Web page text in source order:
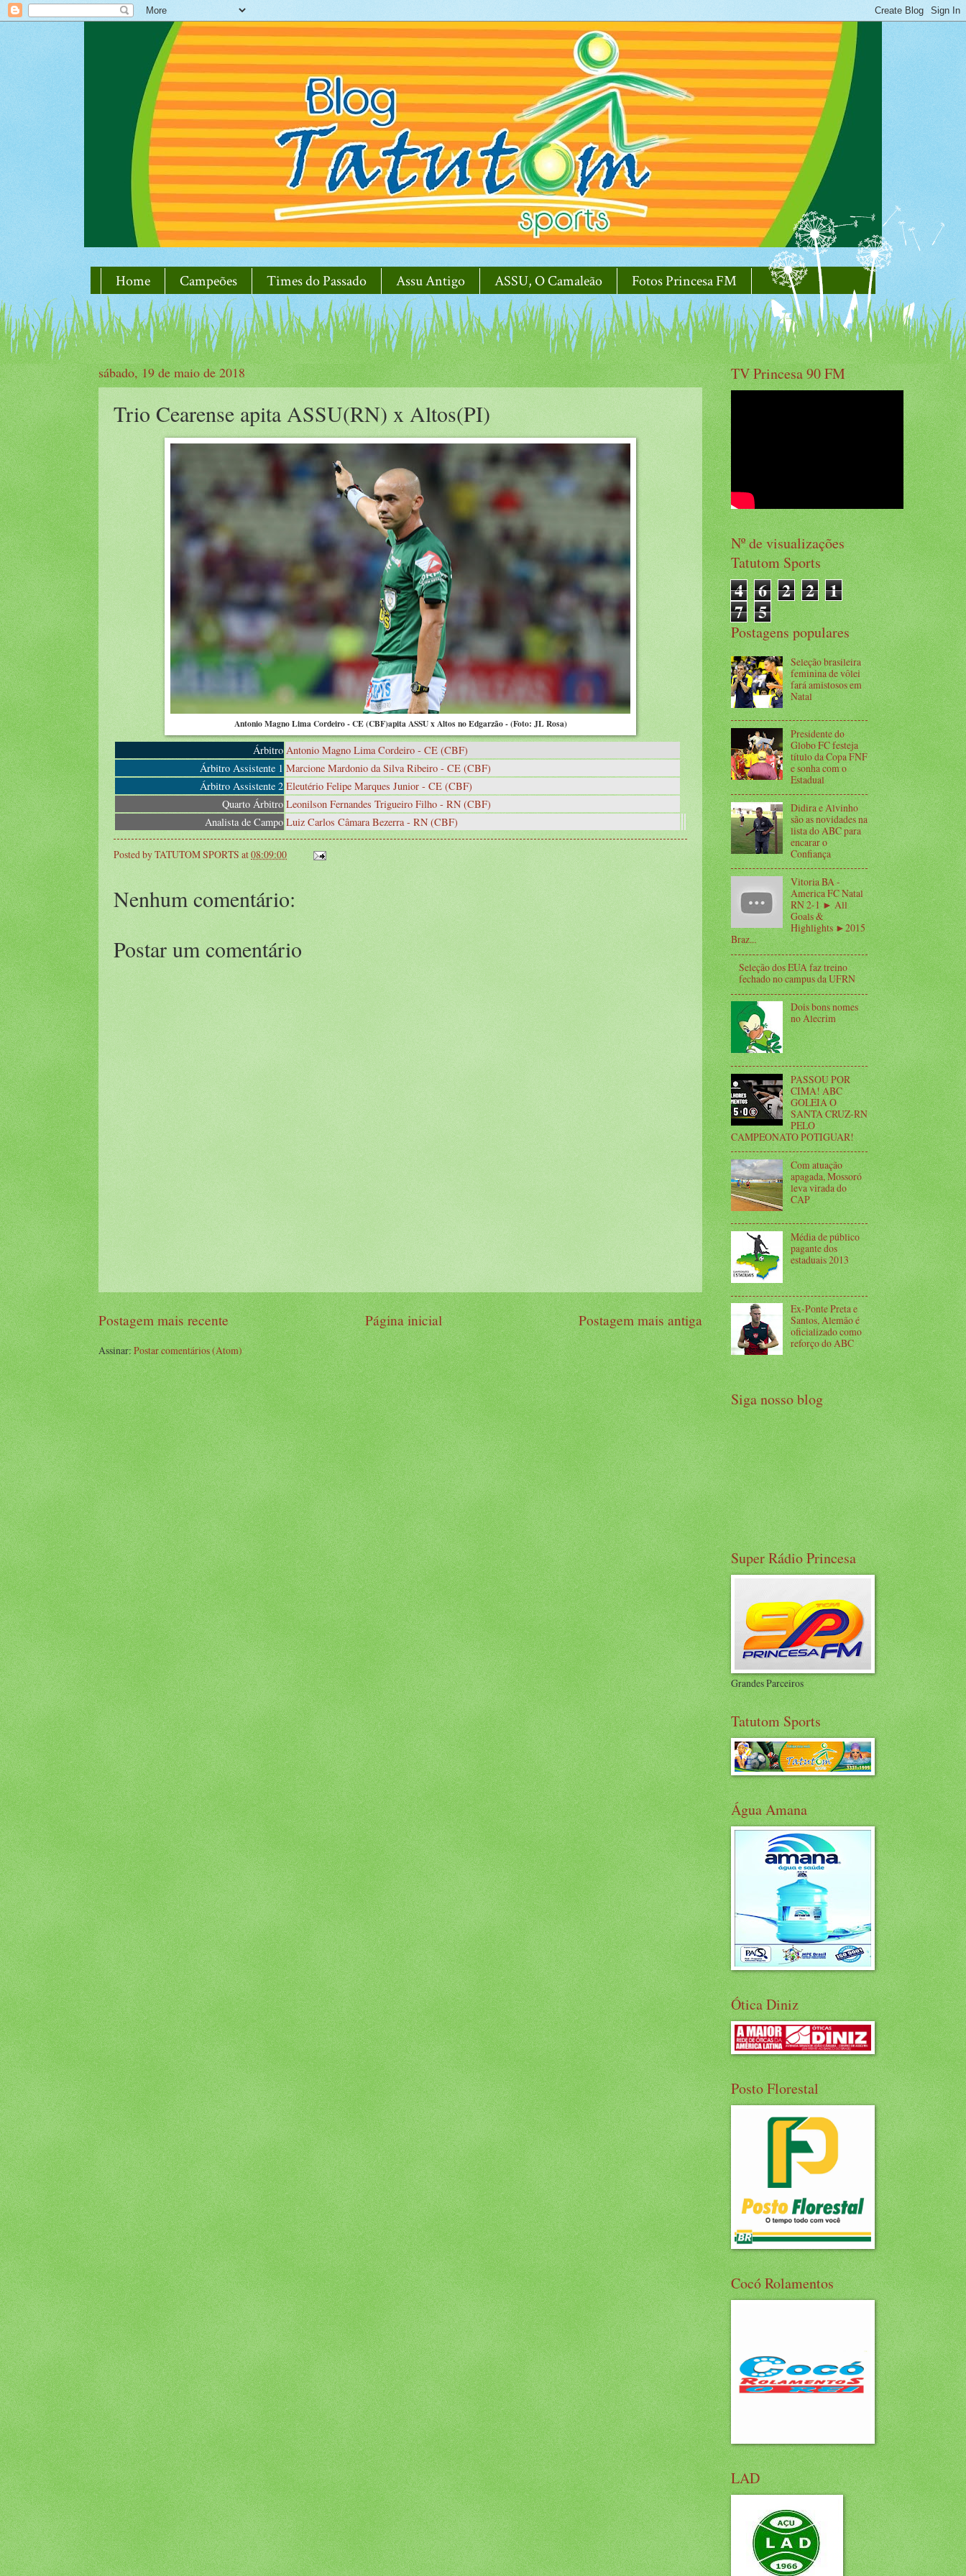
Home Campeões Times do Passado Assu Antigo ASSU, O Camaleão Fotos Princesa FM
sábado, 19 de maio de 2018
Trio Cearense apita ASSU(RN) x Altos(PI)
Antonio Magno Lima Cordeiro - CE (CBF)apita ASSU x Altos no Edgarzão - (Foto: JL Rosa)
Árbitro Antonio Magno Lima Cordeiro - CE (CBF)
Árbitro Assistente 1 Marcione Mardonio da Silva Ribeiro - CE (CBF)
Árbitro Assistente 2 Eleutério Felipe Marques Junior - CE (CBF)
Quarto Árbitro Leonilson Fernandes Trigueiro Filho - RN (CBF)
Analista de Campo Luiz Carlos Câmara Bezerra - RN (CBF)
Posted byTATUTOM SPORTS at08:09:00
Nenhum comentário:
Postar um comentário
Postagem mais recente Postagem mais antiga
Página inicial
Assinar:Postar comentários (Atom)
TV Princesa 90 FM
Nº de visualizações
Tatutom Sports
4 6 2 2 1
7 5
Postagens populares
Seleção brasileira
feminina de vôlei
fará amistosos em
Natal
Presidente do
Globo FC festeja
título da Copa FNF
e sonha com o
Estadual
Didira e Alvinho
são as novidades na
lista do ABC para
encarar o
Confiança
Vitoria BA -
America FC Natal
RN 2-1 ► All
Goals &
Highlights ►2015
Braz...
Seleção dos EUA faz treino
fechado no campus da UFRN
Dois bons nomes
no Alecrim
PASSOU POR
CIMA! ABC
GOLEIA O
SANTA CRUZ-RN
PELO
CAMPEONATO POTIGUAR!
Com atuação
apagada, Mossoró
leva virada do
CAP
Média de público
pagante dos
estaduais 2013
Ex-Ponte Preta e
Santos, Alemão é
oficializado como
reforço do ABC
Siga nosso blog
Super Rádio Princesa
Grandes Parceiros
Tatutom Sports
Água Amana
Ótica Diniz
Posto Florestal
Cocó Rolamentos
LAD